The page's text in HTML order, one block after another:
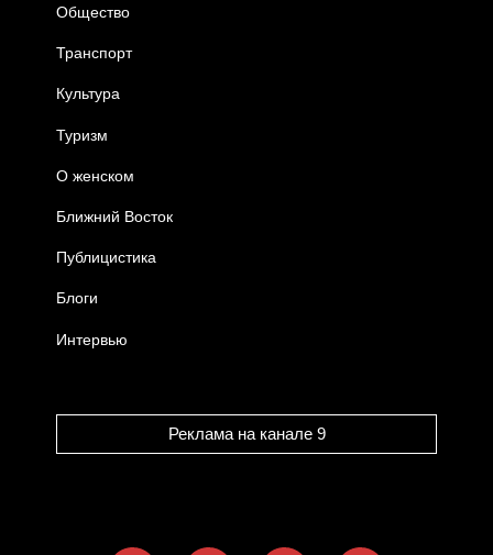
Общество
Транспорт
Культура
Туризм
О женском
Ближний Восток
Публицистика
Блоги
Интервью
Реклама на канале 9